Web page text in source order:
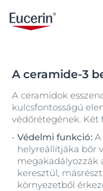
A ceramide-3
A ceramidok
kulcsfontosságú
védőrétegének. Két
Védelmi funkció:
helyreállítjáka bőr
megakadályozzák
keresztül,
környezetből